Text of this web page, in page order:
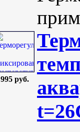
995 руб.